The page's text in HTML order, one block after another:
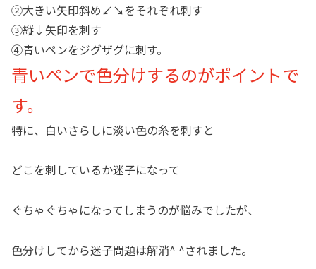
②大きい矢印斜め↙︎↘︎をそれぞれ刺す
③縦↓矢印を刺す
④青いペンをジグザグに刺す。
青いペンで色分けするのがポイントで
す。
特に、白いさらしに淡い色の糸を刺すと
どこを刺しているか迷子になって
ぐちゃぐちゃになってしまうのが悩みでしたが、
色分けしてから迷子問題は解消^ ^されました。